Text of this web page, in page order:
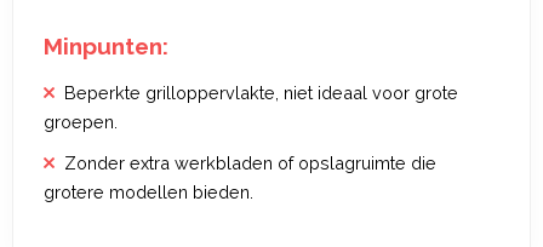
Minpunten:
Beperkte grilloppervlakte, niet ideaal voor grote
groepen.
Zonder extra werkbladen of opslagruimte die
grotere modellen bieden.